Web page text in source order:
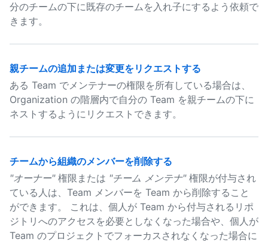
分のチームの下に既存のチームを入れ子にするよう依頼で
きます。
親チームの追加または変更をリクエストする
ある Team でメンテナーの権限を所有している場合は、
Organization の階層内で自分の Team を親チームの下に
ネストするようにリクエストできます。
チームから組織のメンバーを削除する
"オーナー"権限または "チーム メンテナ"権限が付与され
ている人は、Team メンバーを Team から削除すること
ができます。 これは、個人が Team から付与されるリポ
ジトリへのアクセスを必要としなくなった場合や、個人が
Team のプロジェクトでフォーカスされなくなった場合に